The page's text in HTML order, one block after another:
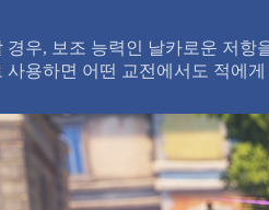
우, 보조 능력인 날카로운 저
용하면 어떤 교전에서도 적에